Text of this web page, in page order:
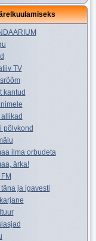
TV
kantud
põlvkond
ilma orbudeta
ärka!
täna ja igavesti